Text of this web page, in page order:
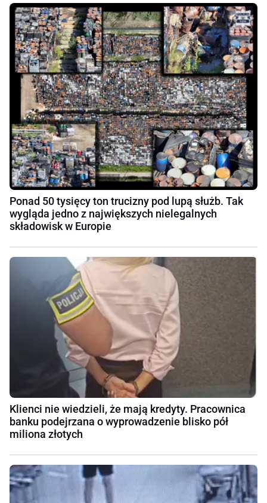
Ponad 50 tysięcy ton trucizny pod lupą służb. Tak
wygląda jedno z największych nielegalnych
składowisk w Europie
Klienci nie wiedzieli, że mają kredyty. Pracownica
banku podejrzana o wyprowadzenie blisko pół
miliona złotych